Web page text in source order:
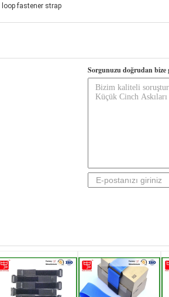
loop fastener strap
Sorgunuzu doğrudan bize